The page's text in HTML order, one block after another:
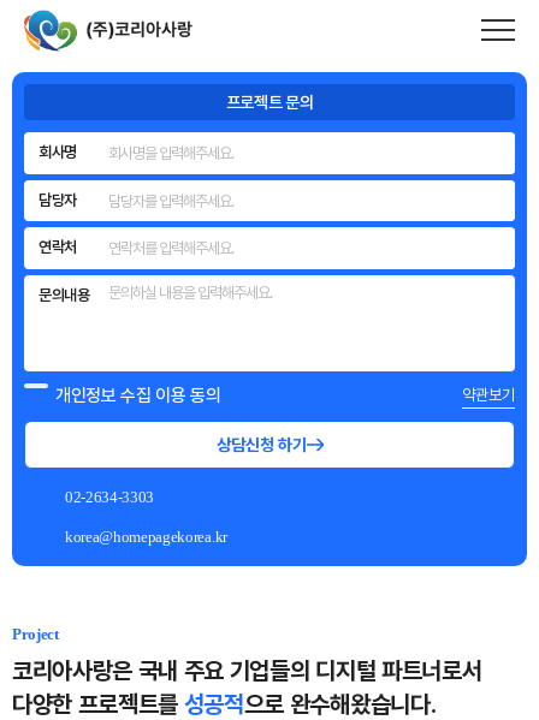
메인 내용 영역 바로가기
코리아사랑은 풍부한 제작 경험과 기술력을
바탕으로기업의 성과와 이미지를 완성하는
홈페이지를 만듭니다.프로젝트 문의
회사명
담당자
연락처
문의내용
개인정보 수집 이용 동의 약관보기
상담신청 하기
02-2634-3303
korea@homepagekorea.kr
Project
코리아사랑은 국내 주요 기업들의 디지털 파트너로서
다양한 프로젝트를 성공적으로 완수해왔습니다.